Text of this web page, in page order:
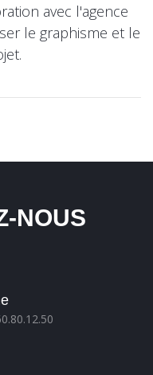
avec l'agence
le graphisme et le
NOUS